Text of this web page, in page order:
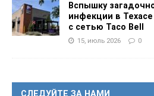
Вспышку
инфекции в
с сетью Taco Bell
15, июль 2026 0
СЛЕДУЙТЕ ЗА НАМИ